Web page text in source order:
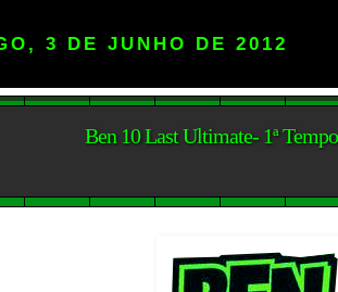
3 DE JUNHO DE 2012
Ben 10 Last Ultimate- 1ª